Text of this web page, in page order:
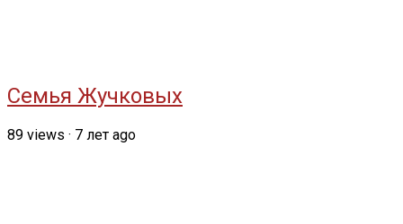
Семья Жучковых
89 views · 7 лет ago